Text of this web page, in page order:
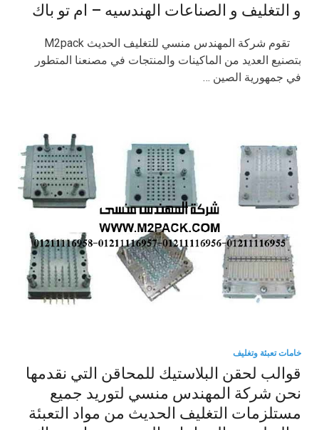
و التغليف و الصناعات الهندسيه – ام تو باك
تقوم شركة المهندس منسي للتغليف الحديث M2pack
بتصنيع العديد من الماكينات والمنتجات في مصنعنا المتطور
في جمهورية الصين …
خامات تعبئة وتغليف
قوالب لحقن البلاستيك للمحاقن التي نقدمها
نحن شركة المهندس منسي لتوريد جميع
مستلزمات التغليف الحديث من مواد التعبئة